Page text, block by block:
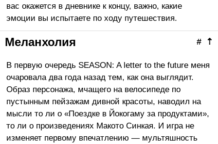
вас окажется в дневнике к концу, важно, какие
эмоции вы испытаете по ходу путешествия.
⇡
#
Меланхолия
В первую очередь SEASON: A letter to the future меня
очаровала два года назад тем, как она выглядит.
Образ персонажа, мчащего на велосипеде по
пустынным пейзажам дивной красоты, наводил на
мысли то ли о «Поездке в Йокогаму за продуктами»,
то ли о произведениях Макото Синкая. И игра не
изменяет первому впечатлению — мультяшность